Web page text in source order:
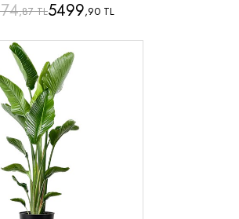
,87 TL5499,90 TL